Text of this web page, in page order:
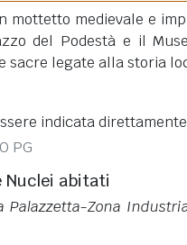
mottetto medievale e
del Podestà e il
sacre legate alla storia
indicata
PG
Nuclei abitati
Palazzetta-Zona